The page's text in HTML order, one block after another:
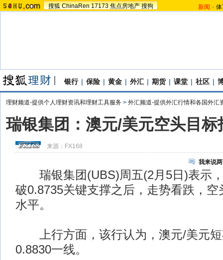
搜狐 ChinaRen 17173 焦点房地产 搜狗 新闻 -
银行 | 保险 | 黄金 | 外汇 | 期货 | 课堂 | 社区 |
理财频道-提供个人理财资讯和理财工具服务 > 外汇频道-提供外汇行情和各国外汇
瑞银集团：澳元/美元空头目
来源： FX168
我来说
瑞银集团(UBS)周五(2月5日)表示，
破0.8735关键支撑之后，走势看跌，空
水平。
上行方面，该行认为，澳元/美元短
0.8830一线。